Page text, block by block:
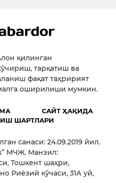
қилинган
тарқатиш ва
фақат таҳририят
оширилиши мумкин.
САЙТ ҲАҚИДА
ШАРТЛАРИ
санаси: 24.09.2019 йил.
МЧЖ. Манзил:
Тошкент шаҳри,
Риёзий кўчаси, 31А уй,